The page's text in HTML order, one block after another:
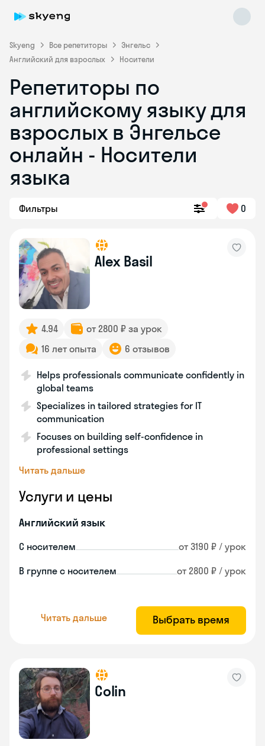
Skyeng Все репетиторы
Энгельс
Английский для взрослых
Носители
Репетиторы по
английскому языку для
взрослых в Энгельсе
онлайн - Носители
языка
Фильтры 0
Alex Basil
4.94
от 2800 ₽ за урок
16 лет опыта
6 отзывов
Helps professionals communicate confidently in
global teams
Specializes in tailored strategies for IT
communication
Focuses on building self-confidence in
professional settings
Читать дальше
Услуги и цены
Английский язык
С носителем от 3190 ₽ / урок
В группе с носителем от 2800 ₽ / урок
Читать дальше Выбрать время
Colin
Skyeng Chat